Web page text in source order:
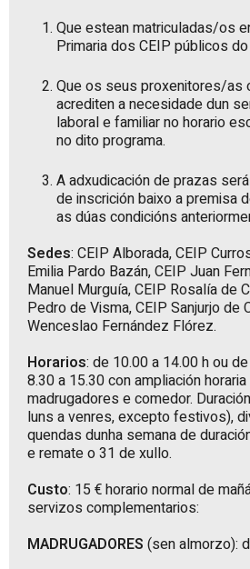
Que estean matriculadas/os
Primaria dos CEIP públicos
Que os seus proxenitores/as
acrediten a necesidade dun
laboral e familiar no horario
no dito programa.
A adxudicación de prazas
de inscrición baixo a premisa
as dúas condicións
Sedes: CEIP Alborada, CEIP
Emilia Pardo Bazán, CEIP Juan
Manuel Murguía, CEIP Rosalía de
Pedro de Visma, CEIP Sanjurjo de
Wenceslao Fernández Flórez.
Horarios: de 10.00 a 14.00 h ou
8.30 a 15.30 con ampliación
madrugadores e comedor.
luns a venres, excepto festivos),
quendas dunha semana de
e remate o 31 de xullo.
Custo: 15 € horario normal de
servizos complementarios:
MADRUGADORES (sen almorzo):